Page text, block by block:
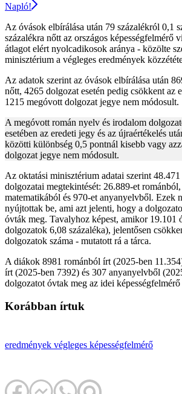
Napló!
Az óvások elbírálása után 79 százalékról 0,1
százalékra nőtt az országos képességfelmérő
átlagot elért nyolcadikosok aránya - közölte
minisztérium a végleges eredmények
Az adatok szerint az óvások elbírálása után
nőtt, 4265 dolgozat esetén pedig csökkent az
1215 megóvott dolgozat jegye nem módosult.
A megóvott román nyelv és irodalom
esetében az eredeti jegy és az újraértékelés
közötti különbség 0,5 pontnál kisebb vagy
dolgozat jegye nem módosult.
Az oktatási minisztérium adatai szerint
dolgozatai megtekintését: 26.889-et
matematikából és 970-et anyanyelvből. Ezek
nyújtottak be, ami azt jelenti, hogy a
óvták meg. Tavalyhoz képest, amikor 19.101
dolgozatok 6,08 százaléka), jelentősen
dolgozatok száma - mutatott rá a tárca.
A diákok 8981 románból írt (2025-ben
írt (2025-ben 7392) és 307 anyanyelvből
dolgozatot óvtak meg az idei
Korábban írtuk
eredmények végleges képességfelmérő